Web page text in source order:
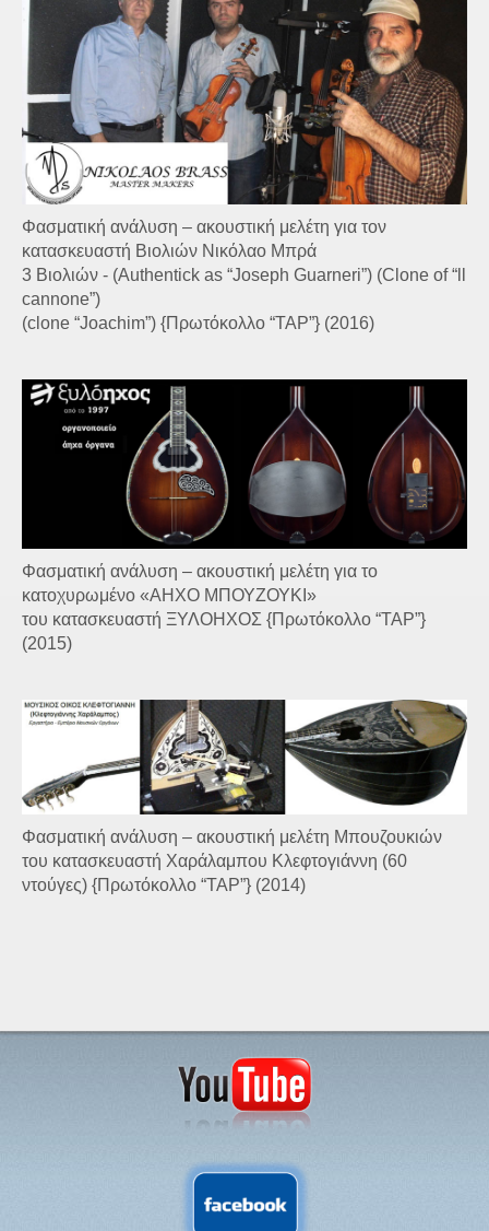
Φασματική ανάλυση – ακουστική μελέτη για τον
κατασκευαστή Βιολιών Νικόλαο Μπρά
3 Βιολιών - (Authentick as “Joseph Guarneri”) (Clone of “ll
cannone”)
(clone “Joachim”) {Πρωτόκολλο “TAP”} (2016)
Φασματική ανάλυση – ακουστική μελέτη για το
κατοχυρωμένο «ΑΗΧΟ ΜΠΟΥΖΟΥΚΙ»
του κατασκευαστή ΞΥΛΟΗΧΟΣ {Πρωτόκολλο “TAP”}
(2015)
Φασματική ανάλυση – ακουστική μελέτη Μπουζουκιών
του κατασκευαστή Χαράλαμπου Κλεφτογιάννη (60
ντούγες) {Πρωτόκολλο “TAP”} (2014)